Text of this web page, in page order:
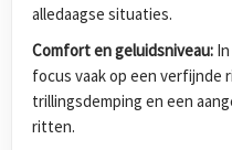
alledaagse situaties.
Comfort en geluidsniveau:
focus vaak op een verfijnde
trillingsdemping en een
ritten.